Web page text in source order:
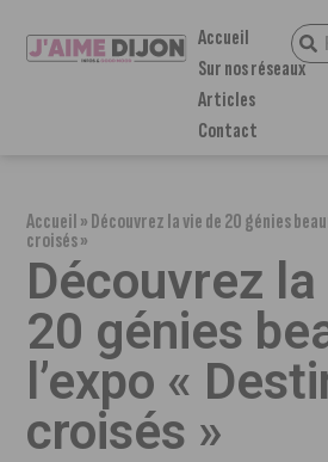
Accueil
Sur nos réseaux
Articles
Contact
Accueil»Découvrez la vie de 20 génies
croisés »
Découvrez
20 génies
l’expo «
croisés »